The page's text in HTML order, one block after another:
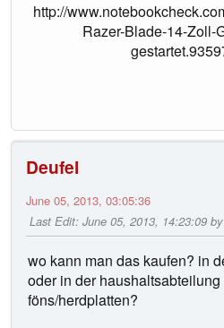
http://
Razer-Blade-14-Zoll-
Deufel
June 05, 2013, 03:05:36
Last Edit: June 05, 2013, 14:23:09
wo kann man das kaufen? in
oder in der
föns/herdplatten?